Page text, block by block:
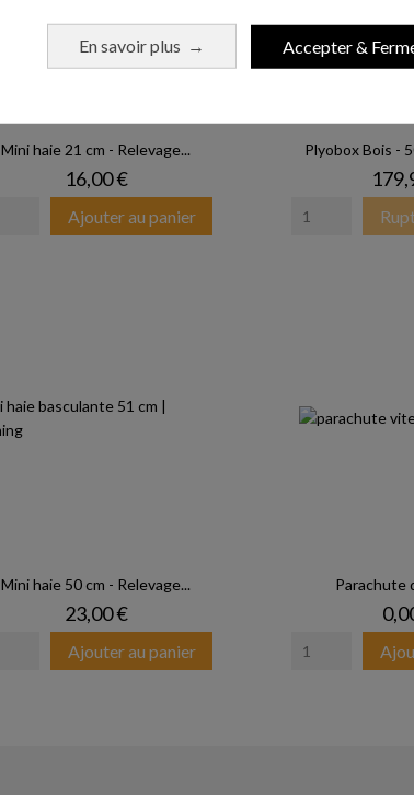
En savoir plus → Accepter &
Mini haie 21 cm - Relevage...
Prix
16,00 €
Ajouter au panier
Plyobox Bois -
Prix
Mini haie 50 cm - Relevage...
Prix
23,00 €
Ajouter au panier
Parachute
Prix